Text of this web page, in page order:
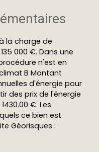
la charge de
000 €. Dans une
n'est en
B Montant
d'énergie pour
des prix de l'énergie
€. Les
ce bien est
Géorisques :